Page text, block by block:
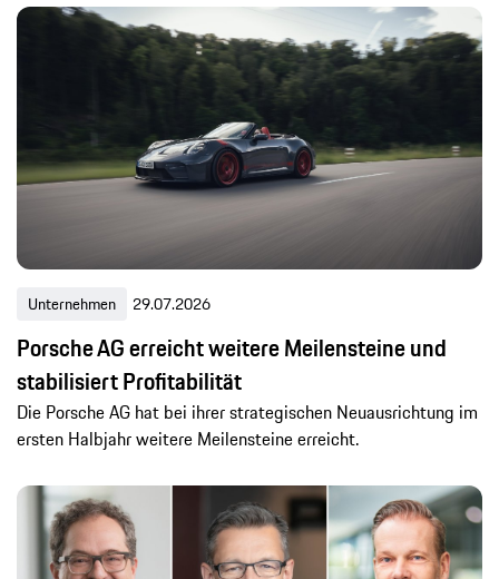
Unternehmen 29.07.2026
Porsche AG erreicht weitere Meilensteine und
stabilisiert Profitabilität
Die Porsche AG hat bei ihrer strategischen Neuausrichtung im
ersten Halbjahr weitere Meilensteine erreicht.